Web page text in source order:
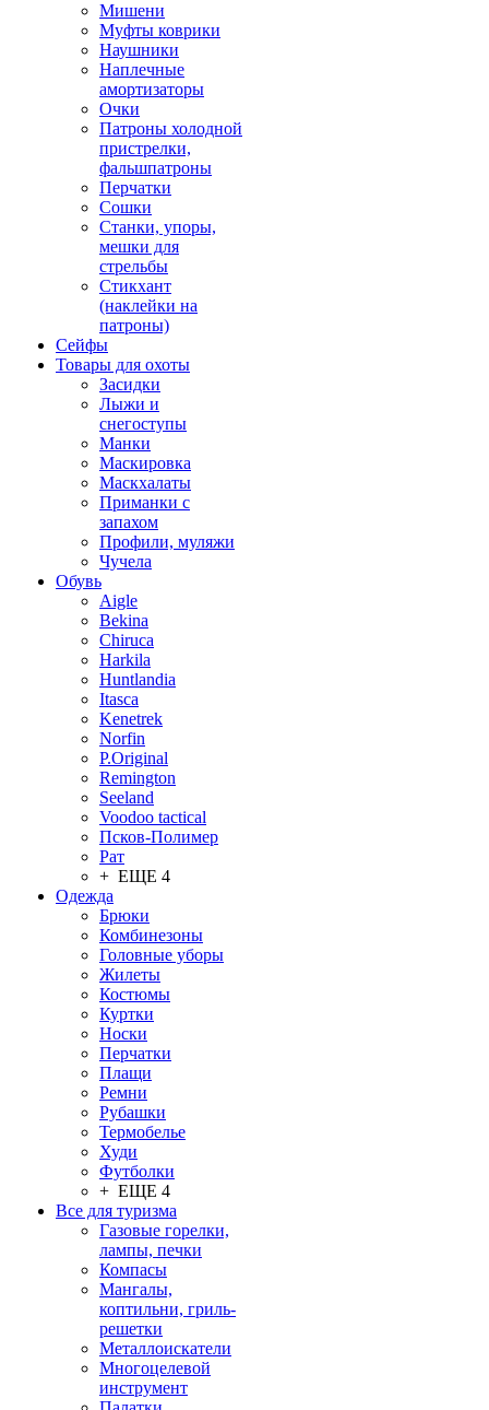
Мишени
Муфты коврики
Наушники
Наплечные
амортизаторы
Очки
Патроны холодной
пристрелки,
фальшпатроны
Перчатки
Сошки
Станки, упоры,
мешки для
стрельбы
Стикхант
(наклейки на
патроны)
Сейфы
Товары для охоты
Засидки
Лыжи и
снегоступы
Манки
Маскировка
Маскхалаты
Приманки с
запахом
Профили, муляжи
Чучела
Обувь
Aigle
Bekina
Chiruсa
Harkila
Huntlandia
Itasca
Kenetrek
Norfin
P.Original
Remington
Seeland
Voodoo tactical
Псков-Полимер
Рат
+ ЕЩЕ 4
Одежда
Брюки
Комбинезоны
Головные уборы
Жилеты
Костюмы
Куртки
Носки
Перчатки
Плащи
Ремни
Рубашки
Термобелье
Худи
Футболки
+ ЕЩЕ 4
Все для туризма
Газовые горелки,
лампы, печки
Компасы
Мангалы,
коптильни, гриль-
решетки
Металлоискатели
Многоцелевой
инструмент